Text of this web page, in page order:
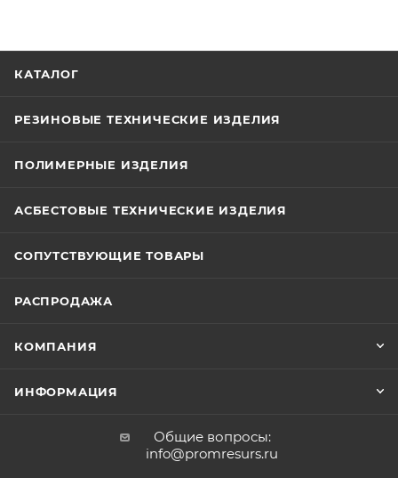
КАТАЛОГ
РЕЗИНОВЫЕ ТЕХНИЧЕСКИЕ ИЗДЕЛИЯ
ПОЛИМЕРНЫЕ ИЗДЕЛИЯ
АСБЕСТОВЫЕ ТЕХНИЧЕСКИЕ ИЗДЕЛИЯ
СОПУТСТВУЮЩИЕ ТОВАРЫ
РАСПРОДАЖА
КОМПАНИЯ
ИНФОРМАЦИЯ
Общие вопросы:
info@promresurs.ru